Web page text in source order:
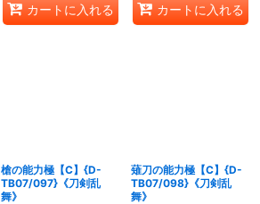
カートに入れる カートに入れる
槍の能力極【C】{D-
TB07/097}《刀剣乱
舞》
薙刀の能力極【C】{D-
TB07/098}《刀剣乱
舞》